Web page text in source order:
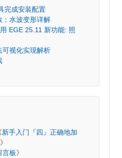
完成安装配置
：水波变形详解
EGE 25.11 新功能: 照
可视化实现解析
新手入门『四』正确地加
》
言板》